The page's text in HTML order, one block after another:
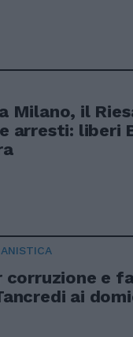
Milano, il
arresti: liberi
corruzione e
ai